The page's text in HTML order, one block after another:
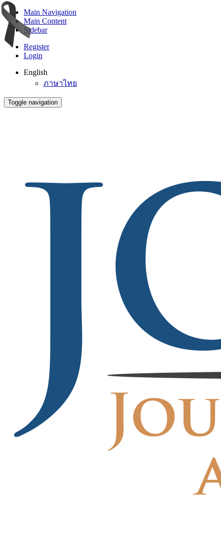
Main Navigation
Main Content
Sidebar
Register
Login
English
ภาษาไทย
Toggle navigation